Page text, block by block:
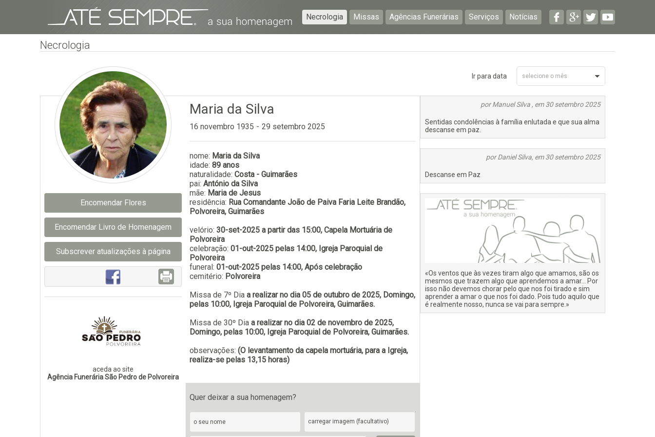
Necrologia Missas Agências Funerárias Serviços Notícias
Necrologia
Maria da Silva
16 novembro 1935 - 29 setembro 2025
nome: Maria da Silva
idade: 89 anos
naturalidade: Costa - Guimarães
pai: António da Silva
mãe: Maria de Jesus
residência: Rua Comandante João de Paiva Faria Leite Brandão,
Polvoreira, Guimarães
velório: 30-set-2025 a partir das 15:00, Capela Mortuária de
Polvoreira
celebração: 01-out-2025 pelas 14:00, Igreja Paroquial de
Polvoreira
funeral: 01-out-2025 pelas 14:00, Após celebração
cemitério: Polvoreira
Missa de 7º Dia a realizar no dia 05 de outubro de 2025, Domingo,
pelas 10:00, Igreja Paroquial de Polvoreira, Guimarães.
Missa de 30º Dia a realizar no dia 02 de novembro de 2025,
Domingo, pelas 10:00, Igreja Paroquial de Polvoreira, Guimarães.
observações: (O levantamento da capela mortuária, para a Igreja,
realiza-se pelas 13,15 horas)
Encomendar Flores
Encomendar Livro de Homenagem
Subscrever atualizações à página
aceda ao site
Agência Funerária São Pedro de Polvoreira
Quer deixar a sua homenagem?
carregar imagem (facultativo)
selecione o mês
Setembro 2025
Ir para data
por Manuel Silva , em 30 setembro 2025
Sentidas condolências à família enlutada e que sua alma
descanse em paz.
por Daniel Silva, em 30 setembro 2025
Descanse em Paz
«Os ventos que às vezes tiram algo que amamos, são os
mesmos que trazem algo que aprendemos a amar… Por
isso não devemos chorar pelo que nos foi tirado e sim
aprender a amar o que nos foi dado. Pois tudo aquilo que
é realmente nosso, nunca se vai para sempre.»
falecimentos em determinado concelho.
Subscrever